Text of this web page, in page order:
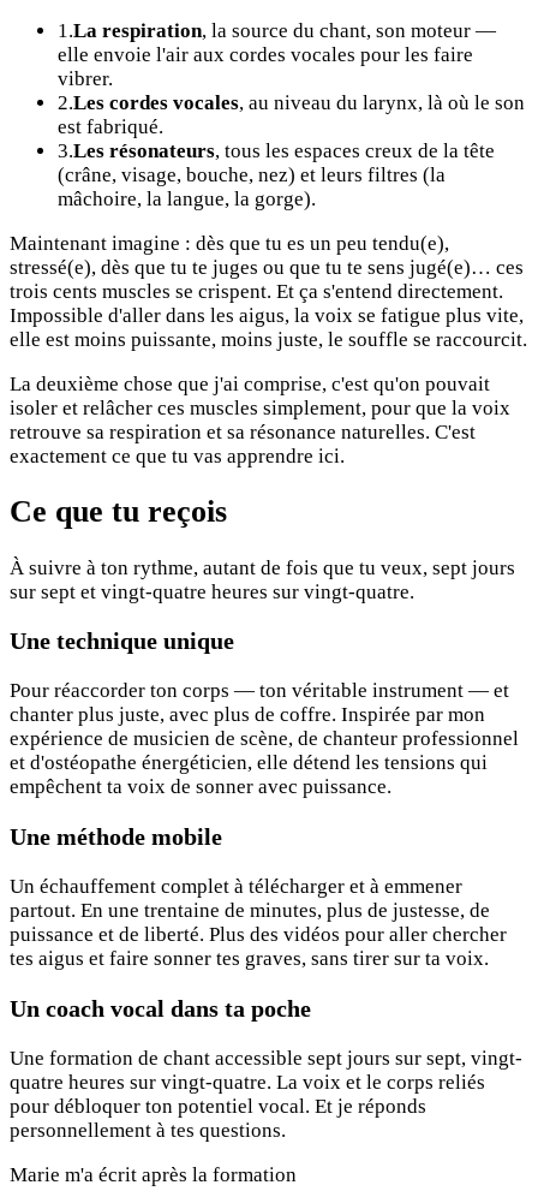
1.La respiration, la source du chant, son moteur —
elle envoie l'air aux cordes vocales pour les faire
vibrer.
2.Les cordes vocales, au niveau du larynx, là où le son
est fabriqué.
3.Les résonateurs, tous les espaces creux de la tête
(crâne, visage, bouche, nez) et leurs filtres (la
mâchoire, la langue, la gorge).
Maintenant imagine : dès que tu es un peu tendu(e),
stressé(e), dès que tu te juges ou que tu te sens jugé(e)… ces
trois cents muscles se crispent. Et ça s'entend directement.
Impossible d'aller dans les aigus, la voix se fatigue plus vite,
elle est moins puissante, moins juste, le souffle se raccourcit.
La deuxième chose que j'ai comprise, c'est qu'on pouvait
isoler et relâcher ces muscles simplement, pour que la voix
retrouve sa respiration et sa résonance naturelles. C'est
exactement ce que tu vas apprendre ici.
Ce que tu reçois
À suivre à ton rythme, autant de fois que tu veux, sept jours
sur sept et vingt-quatre heures sur vingt-quatre.
Une technique unique
Pour réaccorder ton corps — ton véritable instrument — et
chanter plus juste, avec plus de coffre. Inspirée par mon
expérience de musicien de scène, de chanteur professionnel
et d'ostéopathe énergéticien, elle détend les tensions qui
empêchent ta voix de sonner avec puissance.
Une méthode mobile
Un échauffement complet à télécharger et à emmener
partout. En une trentaine de minutes, plus de justesse, de
puissance et de liberté. Plus des vidéos pour aller chercher
tes aigus et faire sonner tes graves, sans tirer sur ta voix.
Un coach vocal dans ta poche
Une formation de chant accessible sept jours sur sept, vingt-
quatre heures sur vingt-quatre. La voix et le corps reliés
pour débloquer ton potentiel vocal. Et je réponds
personnellement à tes questions.
Marie m'a écrit après la formation